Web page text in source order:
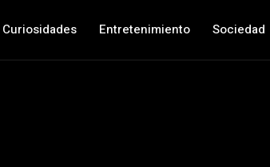
Curiosidades Entretenimiento Sociedad